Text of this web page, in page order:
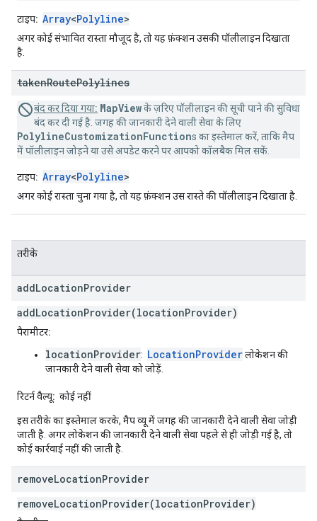
टाइप: Array<Polyline>
अगर कोई संभावित रास्ता मौजूद है, तो यह फ़ंक्शन उसकी पॉलीलाइन दिखाता
है.
takenRoutePolylines
बंद कर दिया गया: MapViewके ज़रिए पॉलीलाइन की सूची पाने की सुविधा
बंद कर दी गई है. जगह की जानकारी देने वाली सेवा के लिए
PolylineCustomizationFunctions का इस्तेमाल करें, ताकि मैप
में पॉलीलाइन जोड़ने या उसे अपडेट करने पर आपको कॉलबैक मिल सकें.
टाइप: Array<Polyline>
अगर कोई रास्ता चुना गया है, तो यह फ़ंक्शन उस रास्ते की पॉलीलाइन दिखाता है.
तरीके
addLocationProvider
addLocationProvider(locationProvider)
पैरामीटर:
locationProvider: LocationProviderलोकेशन की
जानकारी देने वाली सेवा को जोड़ें.
रिटर्न वैल्यू: कोई नहीं
इस तरीके का इस्तेमाल करके, मैप व्यू में जगह की जानकारी देने वाली सेवा जोड़ी
जाती है. अगर लोकेशन की जानकारी देने वाली सेवा पहले से ही जोड़ी गई है, तो
कोई कार्रवाई नहीं की जाती है.
removeLocationProvider
removeLocationProvider(locationProvider)